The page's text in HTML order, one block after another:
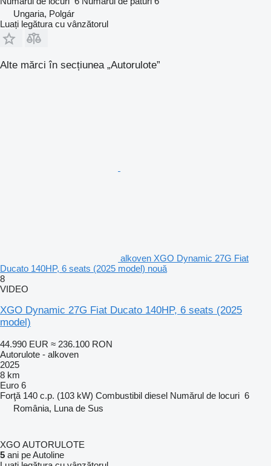
Ungaria, Polgár
Luați legătura cu vânzătorul
Alte mărci în secțiunea „Autorulote”
alkoven XGO Dynamic 27G Fiat
Ducato 140HP, 6 seats (2025 model) nouă
8
VIDEO
XGO Dynamic 27G Fiat Ducato 140HP, 6 seats (2025
model)
44.990 EUR ≈ 236.100 RON
Autorulote - alkoven
2025
8 km
Euro 6
Forţă 140 c.p. (103 kW) Combustibil diesel Numărul de locuri 6
România, Luna de Sus
XGO AUTORULOTE
5 ani pe Autoline